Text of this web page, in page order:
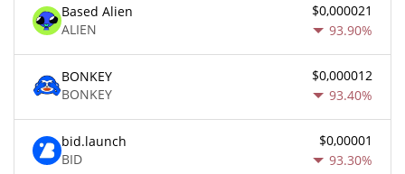
Based Alien
ALIEN
$0,000021
93.90%
BONKEY
BONKEY
$0,000012
93.40%
bid.launch
BID
$0,00001
93.30%